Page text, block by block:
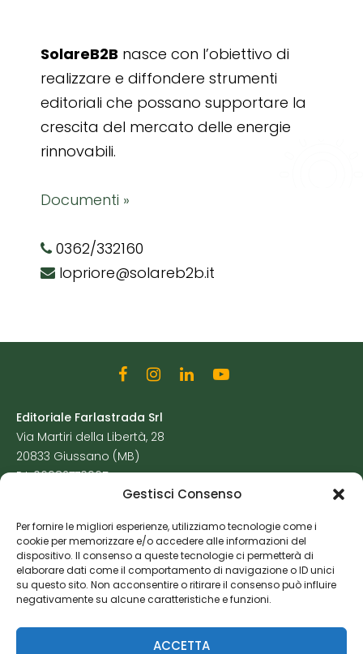
Gestisci Consenso
Per fornire le migliori esperienze, utilizziamo tecnologie come i
cookie per memorizzare e/o accedere alle informazioni del
dispositivo. Il consenso a queste tecnologie ci permetterà di
elaborare dati come il comportamento di navigazione o ID unici
su questo sito. Non acconsentire o ritirare il consenso può influire
negativamente su alcune caratteristiche e funzioni.
ACCETTA
SolareB2B nasce con l’obiettivo di
realizzare e diffondere strumenti
editoriali che possano supportare la
crescita del mercato delle energie
rinnovabili.
Documenti »
0362/332160
lopriore@solareb2b.it
Editoriale Farlastrada Srl
Via Martiri della Libertà, 28
20833 Giussano (MB)
P.I. 06982770965
Cookie Policy
Risorse Aggiuntive